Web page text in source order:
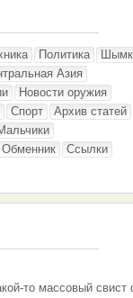
Политика
Азия
Новости оружия
Спорт
Архив статей
Обменник
Ссылки
то массовый свист